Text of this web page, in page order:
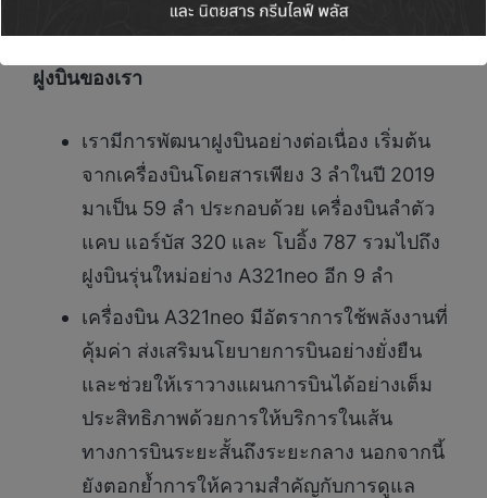
ฝูงบินของเรา
เรามีการพัฒนาฝูงบินอย่างต่อเนื่อง เริ่มต้น
จากเครื่องบินโดยสารเพียง 3 ลำในปี 2019
มาเป็น 59 ลำ ประกอบด้วย เครื่องบินลำตัว
แคบ แอร์บัส 320 และ โบอิ้ง 787 รวมไปถึง
ฝูงบินรุ่นใหม่อย่าง A321neo อีก 9 ลำ
เครื่องบิน A321neo มีอัตราการใช้พลังงานที่
คุ้มค่า ส่งเสริมนโยบายการบินอย่างยั่งยืน
และช่วยให้เราวางแผนการบินได้อย่างเต็ม
ประสิทธิภาพด้วยการให้บริการในเส้น
ทางการบินระยะสั้นถึงระยะกลาง นอกจากนี้
ยังตอกย้ำการให้ความสำคัญกับการดูแล